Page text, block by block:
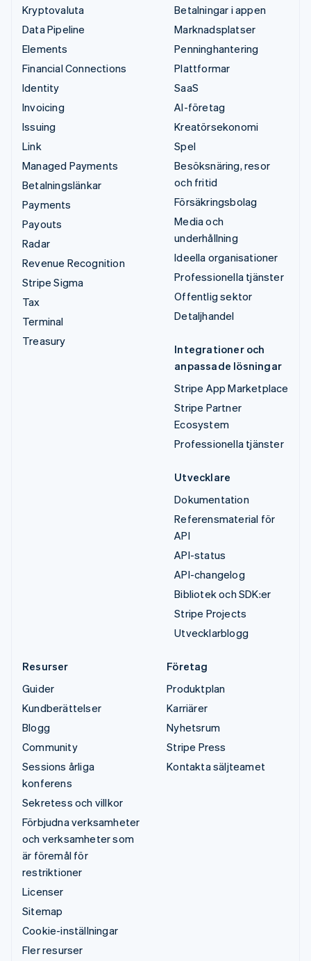
Kryptovaluta
Data Pipeline
Elements
Financial Connections
Identity
Invoicing
Issuing
Link
Managed Payments
Betalningslänkar
Payments
Payouts
Radar
Revenue Recognition
Stripe Sigma
Tax
Terminal
Treasury
Betalningar i appen
Marknadsplatser
Penninghantering
Plattformar
SaaS
AI-företag
Kreatörsekonomi
Spel
Besöksnäring, resor
och fritid
Försäkringsbolag
Media och
underhållning
Ideella organisationer
Professionella tjänster
Offentlig sektor
Detaljhandel
Integrationer och
anpassade lösningar
Stripe App Marketplace
Stripe Partner
Ecosystem
Professionella tjänster
Utvecklare
Dokumentation
Referensmaterial för
API
API-status
API-changelog
Bibliotek och SDK:er
Stripe Projects
Utvecklarblogg
Resurser
Guider
Kundberättelser
Blogg
Community
Sessions årliga
konferens
Sekretess och villkor
Förbjudna verksamheter
och verksamheter som
är föremål för
restriktioner
Licenser
Sitemap
Cookie-inställningar
Fler resurser
Företag
Produktplan
Karriärer
Nyhetsrum
Stripe Press
Kontakta säljteamet